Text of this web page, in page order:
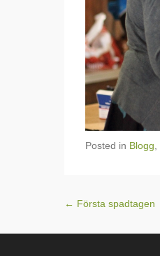
Posted in Blogg,
Post navigation
← Första spadtagen